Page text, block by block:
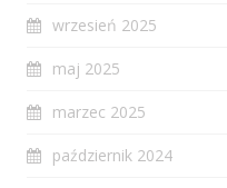
wrzesień 2025
maj 2025
marzec 2025
październik 2024